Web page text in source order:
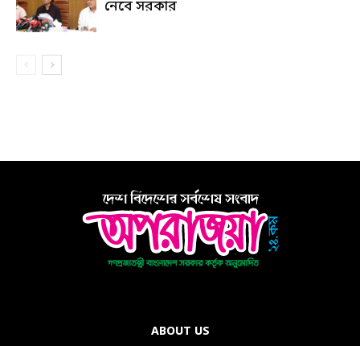
নেবে সরকার
ABOUT US